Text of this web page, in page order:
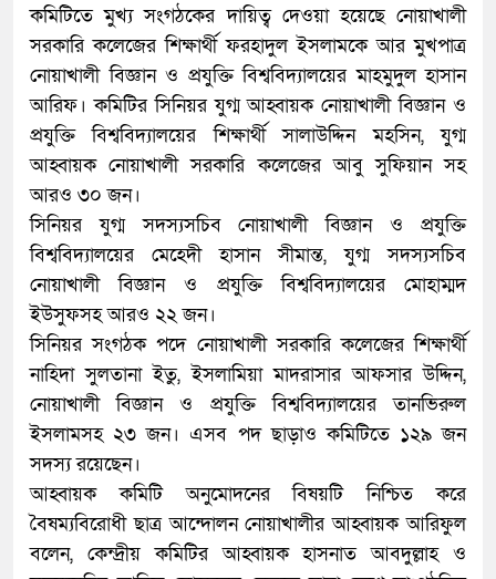
কমিটিতে মুখ্য সংগঠকের দায়িত্ব দেওয়া হয়েছে নোয়াখালী
সরকারি কলেজের শিক্ষার্থী ফরহাদুল ইসলামকে আর মুখপাত্র
নোয়াখালী বিজ্ঞান ও প্রযুক্তি বিশ্ববিদ্যালয়ের মাহমুদুল হাসান
আরিফ। কমিটির সিনিয়র যুগ্ম আহ্বায়ক নোয়াখালী বিজ্ঞান ও
প্রযুক্তি বিশ্ববিদ্যালয়ের শিক্ষার্থী সালাউদ্দিন মহসিন, যুগ্ম
আহ্বায়ক নোয়াখালী সরকারি কলেজের আবু সুফিয়ান সহ
আরও ৩০ জন।
সিনিয়র যুগ্ম সদস্যসচিব নোয়াখালী বিজ্ঞান ও প্রযুক্তি
বিশ্ববিদ্যালয়ের মেহেদী হাসান সীমান্ত, যুগ্ম সদস্যসচিব
নোয়াখালী বিজ্ঞান ও প্রযুক্তি বিশ্ববিদ্যালয়ের মোহাম্মদ
ইউসুফসহ আরও ২২ জন।
সিনিয়র সংগঠক পদে নোয়াখালী সরকারি কলেজের শিক্ষার্থী
নাহিদা সুলতানা ইতু, ইসলামিয়া মাদরাসার আফসার উদ্দিন,
নোয়াখালী বিজ্ঞান ও প্রযুক্তি বিশ্ববিদ্যালয়ের তানভিরুল
ইসলামসহ ২৩ জন। এসব পদ ছাড়াও কমিটিতে ১২৯ জন
সদস্য রয়েছেন।
আহ্বায়ক কমিটি অনুমোদনের বিষয়টি নিশ্চিত করে
বৈষম্যবিরোধী ছাত্র আন্দোলন নোয়াখালীর আহ্বায়ক আরিফুল
বলেন, কেন্দ্রীয় কমিটির আহ্বায়ক হাসনাত আবদুল্লাহ ও